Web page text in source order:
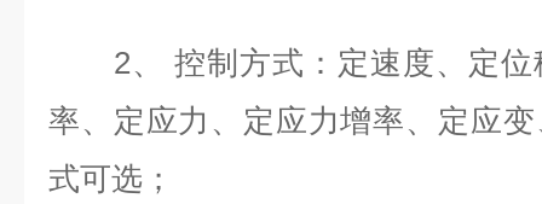
2、 控制方式：定速度、定位
率、定应力、定应力增率、定应
式可选；